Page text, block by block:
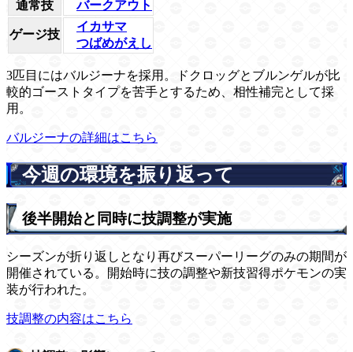
通常技 バークアウト
ゲージ技
イカサマ
つばめがえし
3匹目にはバルジーナを採用。ドクロッグとブルンゲルが比
較的ゴーストタイプを苦手とするため、相性補完として採
用。
バルジーナの詳細はこちら
今週の環境を振り返って
後半開始と同時に技調整が実施
シーズンが折り返しとなり再びスーパーリーグのみの期間が
開催されている。開始時に技の調整や新技習得ポケモンの実
装が行われた。
技調整の内容はこちら